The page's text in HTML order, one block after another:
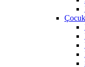
Çocuk